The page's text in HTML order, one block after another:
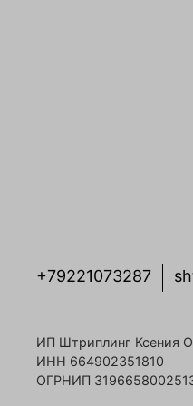
+79221073287
ИП Штриплинг Ксения
ИНН 664902351810
ОГРНИП